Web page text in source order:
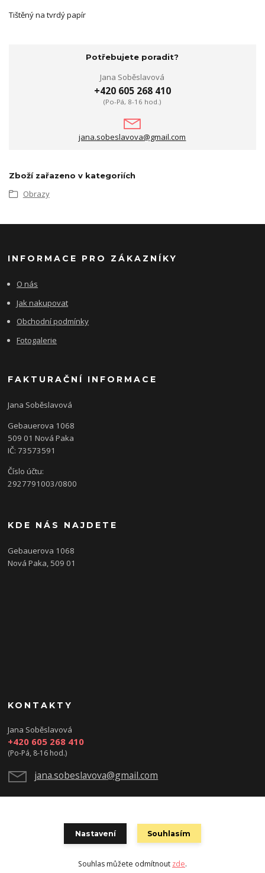
Tištěný na tvrdý papír
Potřebujete poradit?
Jana Soběslavová
+420 605 268 410
(Po-Pá, 8-16 hod.)
jana.sobeslavova@gmail.com
Zboží zařazeno v kategoriích
Obrazy
INFORMACE PRO ZÁKAZNÍKY
O nás
Jak nakupovat
Obchodní podmínky
Fotogalerie
FAKTURAČNÍ INFORMACE
Jana Soběslavová
Gebauerova 1068
509 01 Nová Paka
IČ: 73573591
Číslo účtu:
2927791003/0800
KDE NÁS NAJDETE
Gebauerova 1068
Nová Paka, 509 01
KONTAKTY
Jana Soběslavová
+420 605 268 410
(Po-Pá, 8-16 hod.)
jana.sobeslavova@gmail.com
Nastavení Souhlasím
Souhlas můžete odmítnout zde.